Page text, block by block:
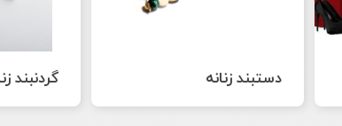
گردنبند زنانه گوشواره